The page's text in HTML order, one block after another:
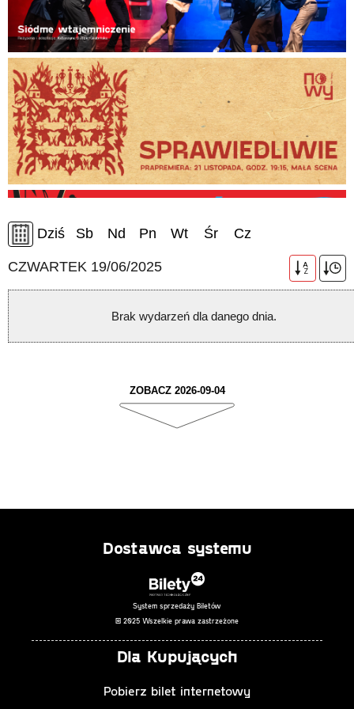
Dziś Sb Nd Pn Wt Śr Cz
CZWARTEK 19/06/2025 A
Z
Brak wydarzeń dla danego dnia.
ZOBACZ 2026-09-04
Dostawca systemu
System sprzedaży Biletów
© 2025 Wszelkie prawa zastrzeżone
Dla Kupujących
Pobierz bilet internetowy